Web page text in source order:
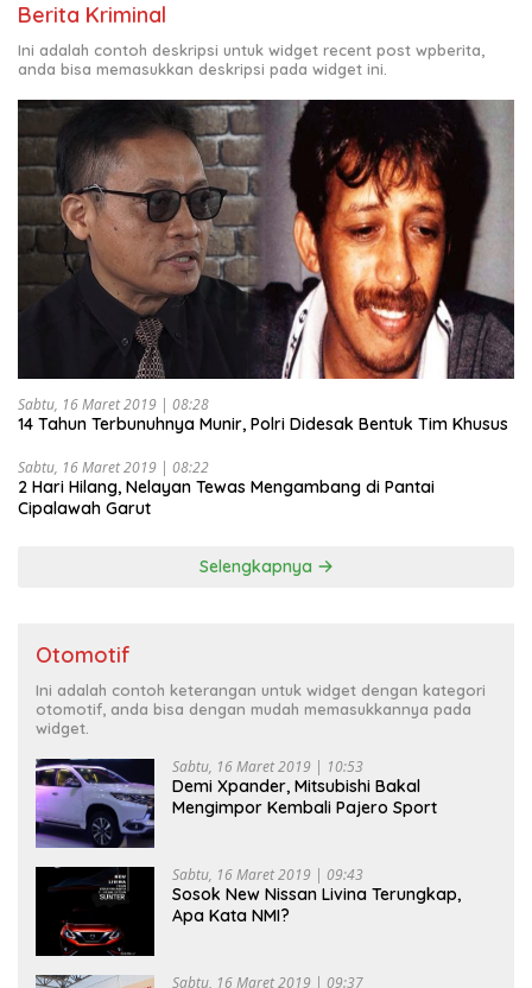
Berita Kriminal
Ini adalah contoh deskripsi untuk widget recent post wpberita,
anda bisa memasukkan deskripsi pada widget ini.
Sabtu, 16 Maret 2019 | 08:28
14 Tahun Terbunuhnya Munir, Polri Didesak Bentuk Tim Khusus
Sabtu, 16 Maret 2019 | 08:22
2 Hari Hilang, Nelayan Tewas Mengambang di Pantai
Cipalawah Garut
Selengkapnya
Otomotif
Ini adalah contoh keterangan untuk widget dengan kategori
otomotif, anda bisa dengan mudah memasukkannya pada
widget.
Sabtu, 16 Maret 2019 | 10:53
Demi Xpander, Mitsubishi Bakal
Mengimpor Kembali Pajero Sport
Sabtu, 16 Maret 2019 | 09:43
Sosok New Nissan Livina Terungkap,
Apa Kata NMI?
Sabtu, 16 Maret 2019 | 09:37